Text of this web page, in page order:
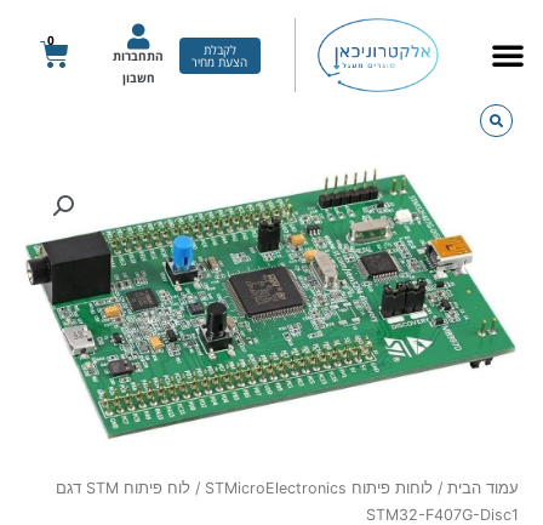
לקבלת
הצעת מחיר
התחברות
חשבון
0
עגלת
עמוד הבית / לוחות פיתוח STMicroElectronics
/ לוח פיתוח STM דגם
STM32-F407G-Disc1